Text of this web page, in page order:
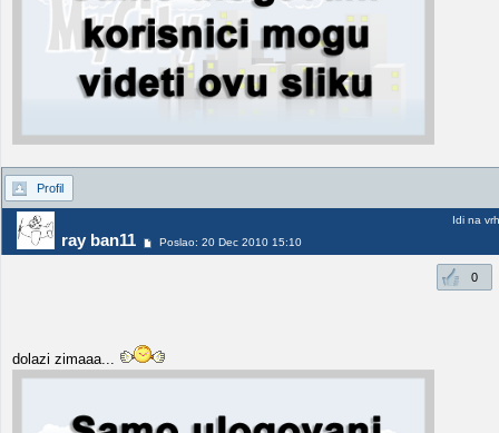
Profil
ray ban11 Poslao: 20 Dec 2010 15:10
Idi na vrh
0
dolazi zimaaa...